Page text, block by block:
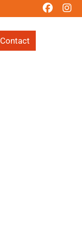
Contact